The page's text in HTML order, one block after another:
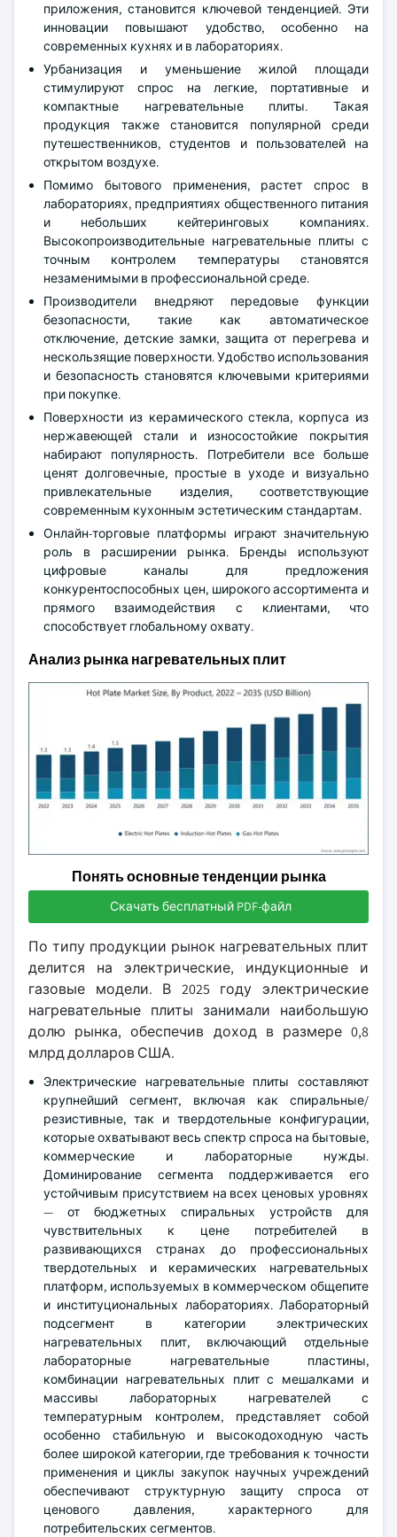
приложения, становится ключевой тенденцией. Эти
инновации повышают удобство, особенно на
современных кухнях и в лабораториях.
Урбанизация и уменьшение жилой площади
стимулируют спрос на легкие, портативные и
компактные нагревательные плиты. Такая
продукция также становится популярной среди
путешественников, студентов и пользователей на
открытом воздухе.
Помимо бытового применения, растет спрос в
лабораториях, предприятиях общественного питания
и небольших кейтеринговых компаниях.
Высокопроизводительные нагревательные плиты с
точным контролем температуры становятся
незаменимыми в профессиональной среде.
Производители внедряют передовые функции
безопасности, такие как автоматическое
отключение, детские замки, защита от перегрева и
нескользящие поверхности. Удобство использования
и безопасность становятся ключевыми критериями
при покупке.
Поверхности из керамического стекла, корпуса из
нержавеющей стали и износостойкие покрытия
набирают популярность. Потребители все больше
ценят долговечные, простые в уходе и визуально
привлекательные изделия, соответствующие
современным кухонным эстетическим стандартам.
Онлайн-торговые платформы играют значительную
роль в расширении рынка. Бренды используют
цифровые каналы для предложения
конкурентоспособных цен, широкого ассортимента и
прямого взаимодействия с клиентами, что
способствует глобальному охвату.
Анализ рынка нагревательных плит
Понять основные тенденции рынка
Скачать бесплатный PDF-файл
По типу продукции рынок нагревательных плит
делится на электрические, индукционные и
газовые модели. В 2025 году электрические
нагревательные плиты занимали наибольшую
долю рынка, обеспечив доход в размере 0,8
млрд долларов США.
Электрические нагревательные плиты составляют
крупнейший сегмент, включая как спиральные/
резистивные, так и твердотельные конфигурации,
которые охватывают весь спектр спроса на бытовые,
коммерческие и лабораторные нужды.
Доминирование сегмента поддерживается его
устойчивым присутствием на всех ценовых уровнях
— от бюджетных спиральных устройств для
чувствительных к цене потребителей в
развивающихся странах до профессиональных
твердотельных и керамических нагревательных
платформ, используемых в коммерческом общепите
и институциональных лабораториях. Лабораторный
подсегмент в категории электрических
нагревательных плит, включающий отдельные
лабораторные нагревательные пластины,
комбинации нагревательных плит с мешалками и
массивы лабораторных нагревателей с
температурным контролем, представляет собой
особенно стабильную и высокодоходную часть
более широкой категории, где требования к точности
применения и циклы закупок научных учреждений
обеспечивают структурную защиту спроса от
ценового давления, характерного для
потребительских сегментов.